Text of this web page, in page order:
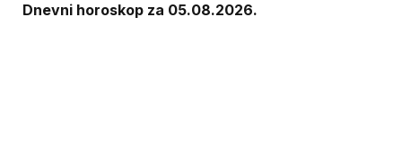
Dnevni horoskop za 05.08.2026.